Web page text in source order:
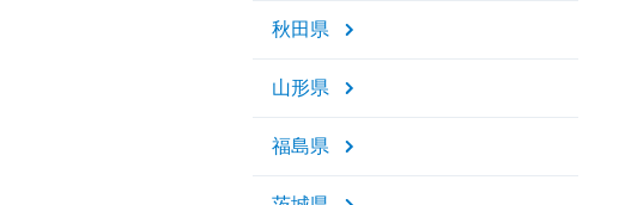
秋田県
山形県
福島県